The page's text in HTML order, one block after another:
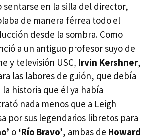
sentarse en la silla del director,
de manera férrea todo el
desde la sombra. Como
a un antiguo profesor suyo de
y televisión USC, Irvin Kershner,
las labores de guión, que debía
historia que él ya había
nada menos que a Leigh
por sus legendarios libretos para
o ‘Río Bravo’, ambas de Howard